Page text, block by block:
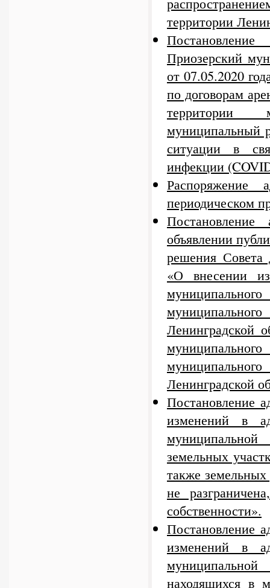
территории
Приозерский
от 07.05.2020
по договорам
территории
муниципальный
ситуации в
инфекции
периодическом
объявлении
решения Совета
«О внесении
Ленинградской
Ленинградской
Постановление
изменений в
земельных
также земельных
не
собственности».
Постановление
изменений в
находящихся в